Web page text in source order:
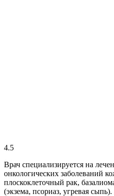
4.5
Врач специализируется на
онкологических заболеваний
плоскоклеточный рак,
(экзема, псориаз, угревая сыпь).